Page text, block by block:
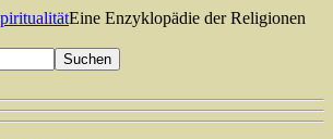
Eine Enzyklopädie der Religionen